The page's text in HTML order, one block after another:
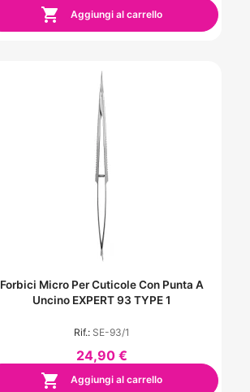
 Aggiungi al carrello
Forbici Micro Per Cuticole Con Punta A
Uncino EXPERT 93 TYPE 1
Rif.: SE-93/1
24,90 €
 Aggiungi al carrello